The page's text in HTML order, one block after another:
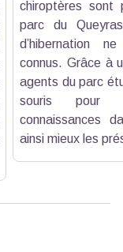
chiroptères sont
parc du
d’hibernation
connus. Grâce à
agents du parc
souris pour
connaissances
ainsi mieux les